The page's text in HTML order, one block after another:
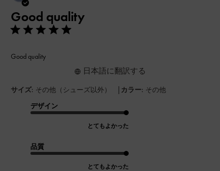
Good quality
Good quality
サイズ: その他（シューズ以外） | カラー: その他
デザイン
とてもよかった
品質
とてもよかった
日本語に翻訳する